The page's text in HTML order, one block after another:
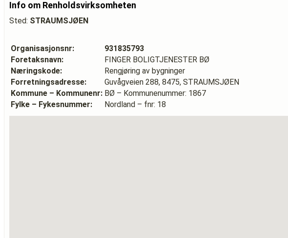
Info om Renholdsvirksomheten
Sted: STRAUMSJØEN
Organisasjonsnr:
931835793
Foretaksnavn:
FINGER BOLIGTJENESTER BØ
Næringskode:
Rengjøring av bygninger
Forretningsadresse:
Guvågveien 288, 8475, STRAUMSJØEN
Kommune – Kommunenr: BØ – Kommunenummer: 1867
Fylke – Fykesnummer:
Nordland – fnr: 18